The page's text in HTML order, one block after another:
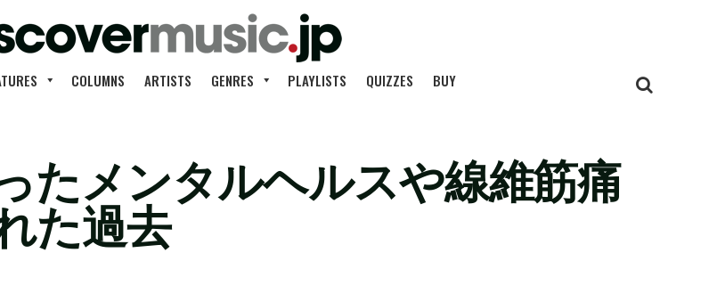
COLUMNS ARTISTS GENRES PLAYLISTS QUIZZES BUY
たメンタルヘルスや線維筋痛
た過去